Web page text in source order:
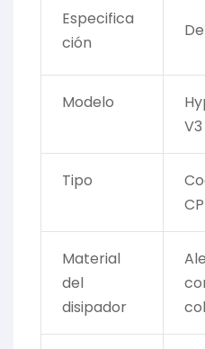
Especifica
ción
Modelo
Tipo
Material
del
disipador